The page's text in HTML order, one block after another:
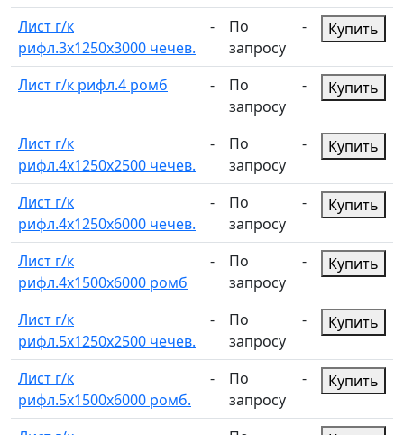
Лист г/к
рифл.3х1250х3000 чечев.
-
По
запросу
- Купить
Лист г/к рифл.4 ромб -
По
запросу
- Купить
Лист г/к
рифл.4х1250х2500 чечев.
-
По
запросу
- Купить
Лист г/к
рифл.4х1250х6000 чечев.
-
По
запросу
- Купить
Лист г/к
рифл.4х1500х6000 ромб
-
По
запросу
- Купить
Лист г/к
рифл.5х1250х2500 чечев.
-
По
запросу
- Купить
Лист г/к
рифл.5х1500х6000 ромб.
-
По
запросу
- Купить